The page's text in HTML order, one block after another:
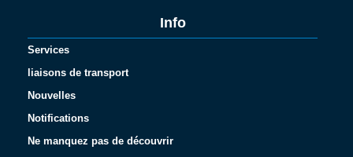
Info
Services
liaisons de transport
Nouvelles
Notifications
Ne manquez pas de découvrir